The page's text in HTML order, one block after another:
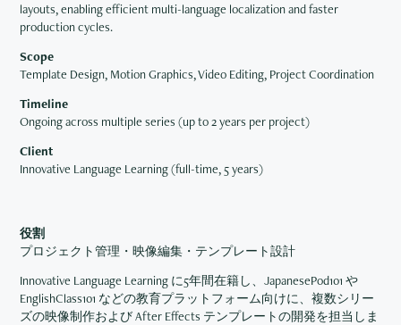
layouts, enabling efficient multi-language localization and faster
production cycles.
Scope
Template Design, Motion Graphics, Video Editing, Project Coordination
Timeline
Ongoing across multiple series (up to 2 years per project)
Client
Innovative Language Learning (full-time, 5 years)
役割
プロジェクト管理・映像編集・テンプレート設計
Innovative Language Learning に5年間在籍し、JapanesePod101 や
EnglishClass101 などの教育プラットフォーム向けに、複数シリー
ズの映像制作および After Effects テンプレートの開発を担当しま